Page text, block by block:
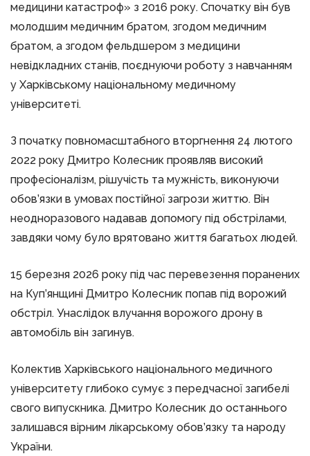
медицини катастроф» з 2016 року. Спочатку він був
молодшим медичним братом, згодом медичним
братом, а згодом фельдшером з медицини
невідкладних станів, поєднуючи роботу з навчанням
у Харківському національному медичному
університеті.
З початку повномасштабного вторгнення 24 лютого
2022 року Дмитро Колесник проявляв високий
професіоналізм, рішучість та мужність, виконуючи
обов’язки в умовах постійної загрози життю. Він
неодноразового надавав допомогу під обстрілами,
завдяки чому було врятовано життя багатьох людей.
15 березня 2026 року під час перевезення поранених
на Куп’янщині Дмитро Колесник попав під ворожий
обстріл. Унаслідок влучання ворожого дрону в
автомобіль він загинув.
Колектив Харківського національного медичного
університету глибоко сумує з передчасної загибелі
свого випускника. Дмитро Колесник до останнього
залишався вірним лікарському обов’язку та народу
України.